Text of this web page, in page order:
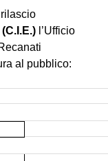
l’Ufficio
al pubblico: